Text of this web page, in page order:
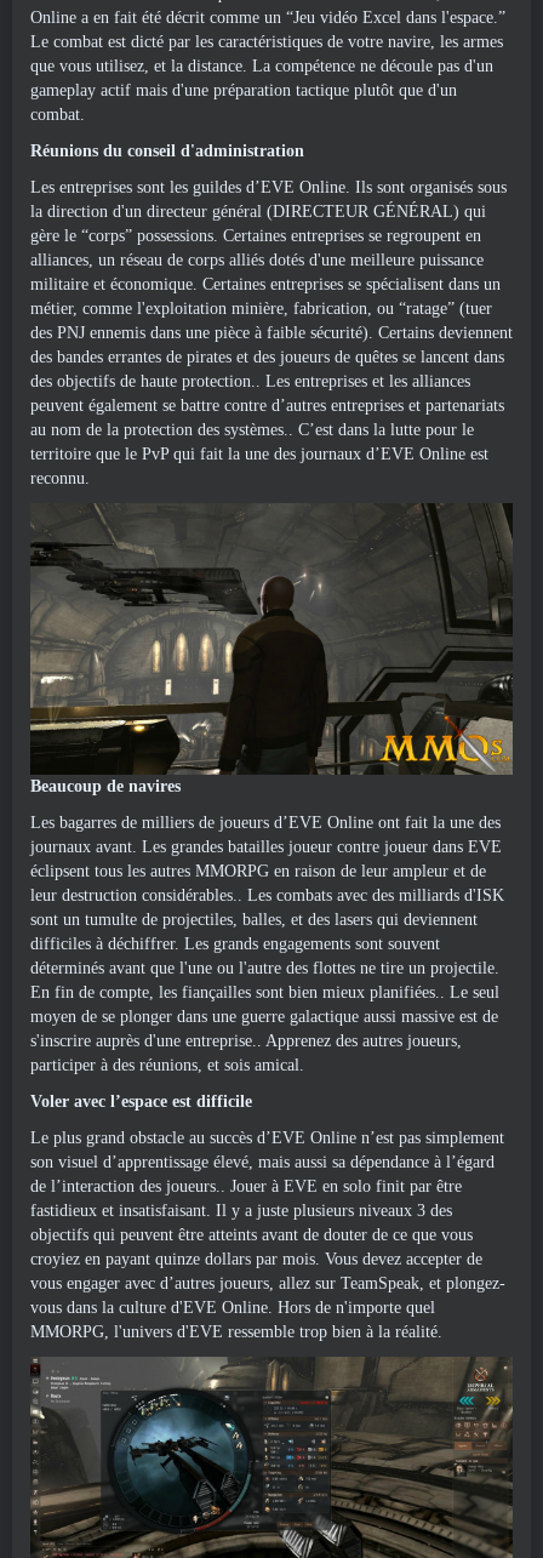
Online a en fait été décrit comme un “Jeu vidéo Excel dans l'espace.”
Le combat est dicté par les caractéristiques de votre navire, les armes
que vous utilisez, et la distance. La compétence ne découle pas d'un
gameplay actif mais d'une préparation tactique plutôt que d'un
combat.
Réunions du conseil d'administration
Les entreprises sont les guildes d’EVE Online. Ils sont organisés sous
la direction d'un directeur général (DIRECTEUR GÉNÉRAL) qui
gère le “corps” possessions. Certaines entreprises se regroupent en
alliances, un réseau de corps alliés dotés d'une meilleure puissance
militaire et économique. Certaines entreprises se spécialisent dans un
métier, comme l'exploitation minière, fabrication, ou “ratage” (tuer
des PNJ ennemis dans une pièce à faible sécurité). Certains deviennent
des bandes errantes de pirates et des joueurs de quêtes se lancent dans
des objectifs de haute protection.. Les entreprises et les alliances
peuvent également se battre contre d’autres entreprises et partenariats
au nom de la protection des systèmes.. C’est dans la lutte pour le
territoire que le PvP qui fait la une des journaux d’EVE Online est
reconnu.
Beaucoup de navires
Les bagarres de milliers de joueurs d’EVE Online ont fait la une des
journaux avant. Les grandes batailles joueur contre joueur dans EVE
éclipsent tous les autres MMORPG en raison de leur ampleur et de
leur destruction considérables.. Les combats avec des milliards d'ISK
sont un tumulte de projectiles, balles, et des lasers qui deviennent
difficiles à déchiffrer. Les grands engagements sont souvent
déterminés avant que l'une ou l'autre des flottes ne tire un projectile.
En fin de compte, les fiançailles sont bien mieux planifiées.. Le seul
moyen de se plonger dans une guerre galactique aussi massive est de
s'inscrire auprès d'une entreprise.. Apprenez des autres joueurs,
participer à des réunions, et sois amical.
Voler avec l’espace est difficile
Le plus grand obstacle au succès d’EVE Online n’est pas simplement
son visuel d’apprentissage élevé, mais aussi sa dépendance à l’égard
de l’interaction des joueurs.. Jouer à EVE en solo finit par être
fastidieux et insatisfaisant. Il y a juste plusieurs niveaux 3 des
objectifs qui peuvent être atteints avant de douter de ce que vous
croyiez en payant quinze dollars par mois. Vous devez accepter de
vous engager avec d’autres joueurs, allez sur TeamSpeak, et plongez-
vous dans la culture d'EVE Online. Hors de n'importe quel
MMORPG, l'univers d'EVE ressemble trop bien à la réalité.